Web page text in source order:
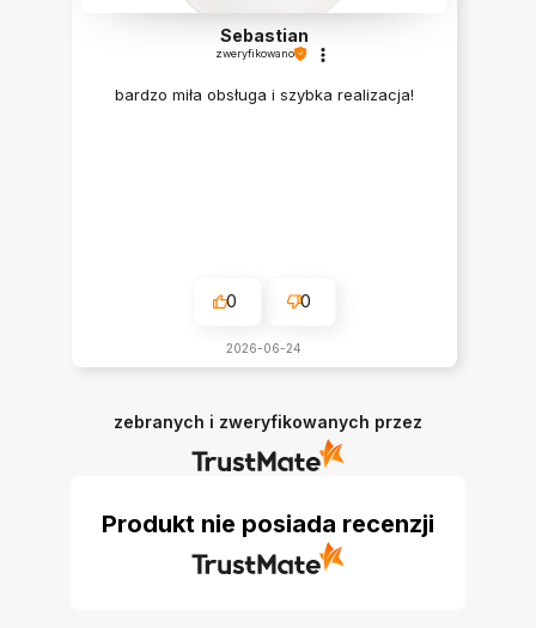
Sebastian
zweryfikowano
bardzo miła obsługa i szybka realizacja!
0 0
2026-06-24
zebranych i zweryfikowanych przez
Produkt nie posiada recenzji